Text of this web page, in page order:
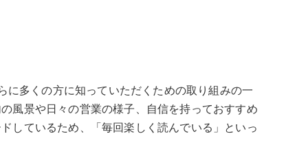
多くの方に知っていただくための取り組みの一
風景や日々の営業の様子、自信を持っておすすめ
しているため、「毎回楽しく読んでいる」といっ